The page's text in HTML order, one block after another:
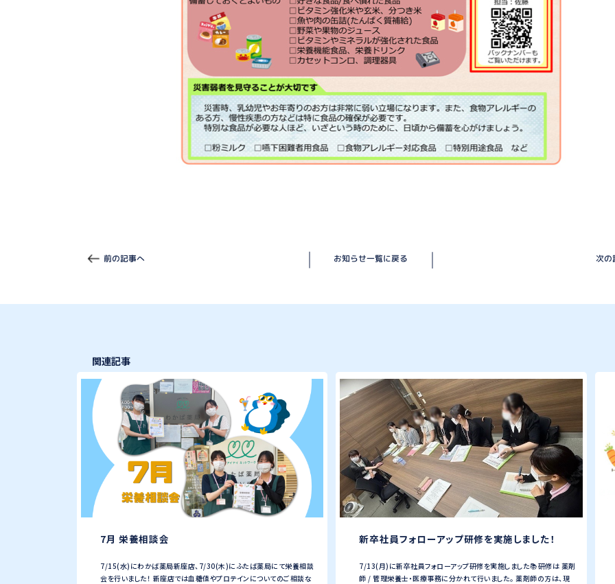
前の記事へ お知らせ一覧に戻る 次の
関連記事
7月 栄養相談会
7/15(水)にわかば薬局新座店、7/30(木)にふたば薬局にて栄養相談
会を行いました！ 新座店では血糖値やプロテインについてのご相談な
新卒社員フォローアップ研修を実施しました！
7/13(月)に新卒社員フォローアップ研修を実施しました📚研修は 薬剤
師 / 管理栄養士・医療事務に分かれて行いました。 薬剤師の方は、現